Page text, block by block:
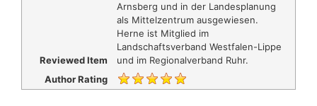
Reviewed Item
Arnsberg und in der Landesplanung
als Mittelzentrum ausgewiesen.
Herne ist Mitglied im
Landschaftsverband Westfalen-Lippe
und im Regionalverband Ruhr.
Author Rating